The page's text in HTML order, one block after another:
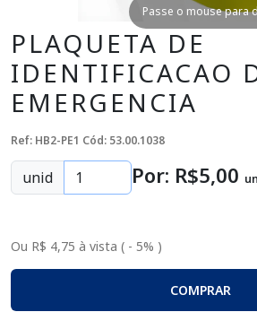
Passe o mouse para
PLAQUETA DE
IDENTIFICACAO
EMERGENCIA
Ref: HB2-PE1 Cód: 53.00.1038
unid Por: R$5,00
Ou R$ 4,75 à vista ( - 5% )
COMPRAR